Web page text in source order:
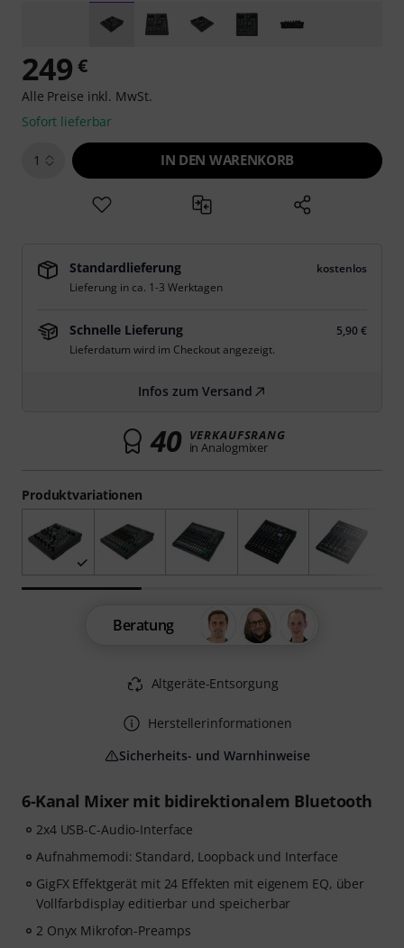
6-Kanal Mixer mit bidirektionalem Bluetooth
2x4 USB-C-Audio-Interface
Aufnahmemodi: Standard, Loopback und Interface
GigFX Effektgerät mit 24 Effekten mit eigenem EQ, über
Vollfarbdisplay editierbar und speicherbar
2 Onyx Mikrofon-Preamps
Produktvariationen
249 €
Alle Preise inkl. MwSt.
Sofort lieferbar
1 IN DEN WARENKORB
Standardlieferung
kostenlos
Lieferung in ca. 1-3 Werktagen
Schnelle Lieferung
5,90 €
Lieferdatum wird im Checkout angezeigt.
Infos zum Versand
40 VERKAUFSRANG
in Analogmixer
Beratung
Altgeräte-Entsorgung
Herstellerinformationen
Sicherheits- und Warnhinweise